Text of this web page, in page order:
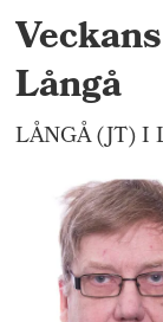
Långå
LÅNGÅ (JT) I